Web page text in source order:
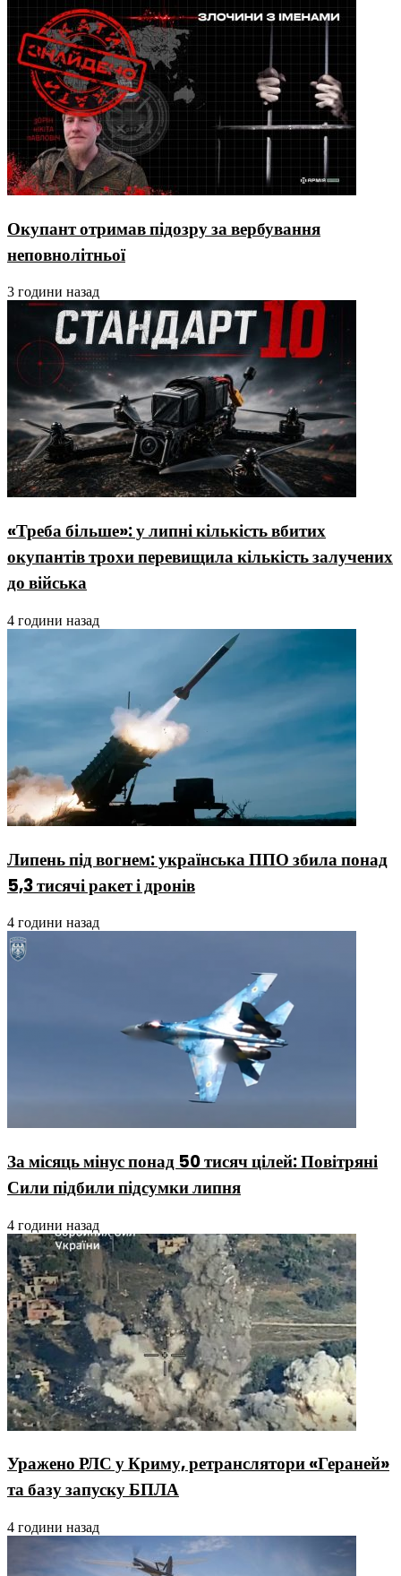
Окупант отримав підозру за вербування
неповнолітньої
3 години назад
«Треба більше»: у липні кількість вбитих
окупантів трохи перевищила кількість залучених
до війська
4 години назад
Липень під вогнем: українська ППО збила понад
5,3 тисячі ракет і дронів
4 години назад
За місяць мінус понад 50 тисяч цілей: Повітряні
Сили підбили підсумки липня
4 години назад
Уражено РЛС у Криму, ретранслятори «Гераней»
та базу запуску БПЛА
4 години назад